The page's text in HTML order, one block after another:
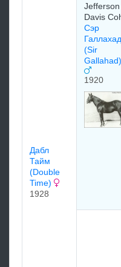
Дабл
Тайм
(Double
Time)
1928
Jefferson
Davis
Сэр
Галлахад
(Sir
Gallahad)
1920